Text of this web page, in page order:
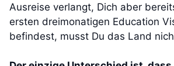
Ausreise verlangt, Dich aber
ersten dreimonatigen Education
befindest, musst Du das Land